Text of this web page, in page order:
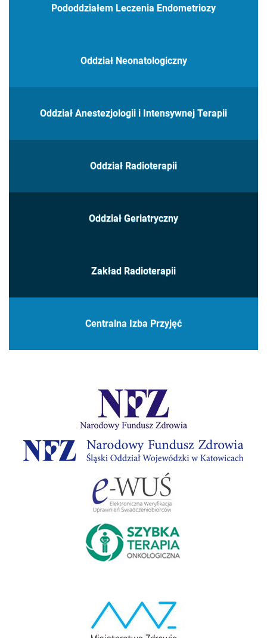
Pododdziałem Leczenia Endometriozy
Oddział Neonatologiczny
Oddział Anestezjologii i Intensywnej Terapii
Oddział Radioterapii
Oddział Geriatryczny
Zakład Radioterapii
Centralna Izba Przyjęć